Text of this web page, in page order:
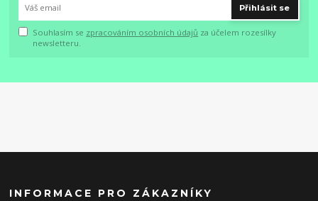
Přihlásit se
Souhlasím se zpracováním osobních údajů za účelem rozesílky
newsletteru.
INFORMACE PRO ZÁKAZNÍKY